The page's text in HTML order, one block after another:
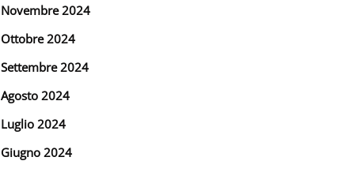
Novembre 2024
Ottobre 2024
Settembre 2024
Agosto 2024
Luglio 2024
Giugno 2024